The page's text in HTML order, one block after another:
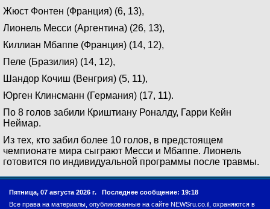
Жюст Фонтен (Франция) (6, 13),
Лионель Месси (Аргентина) (26, 13),
Киллиан Мбаппе (Франция) (14, 12),
Пеле (Бразилия) (14, 12),
Шандор Кочиш (Венгрия) (5, 11),
Юрген Клинсманн (Германия) (17, 11).
По 8 голов забили Криштиану Роналду, Гарри Кейн
Неймар.
Из тех, кто забил более 10 голов, в предстоящем
чемпионате мира сыграют Месси и Мбаппе. Лионель
готовится по индивидуальной программы после травмы.
Пятница, 07 августа 2026 г. Последнее сообщение: 19:18
Все права на материалы, опубликованные на сайте NEWSru.co.il, охраняются в